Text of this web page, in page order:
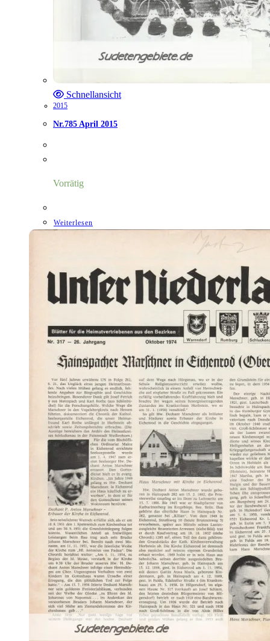
Schnellansicht
2015
Nr.785 April 2015
Vorrätig
Weiterlesen